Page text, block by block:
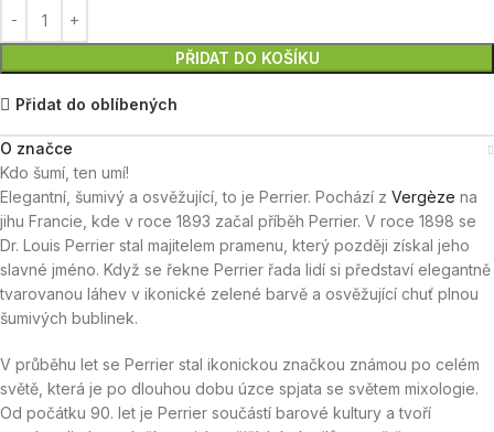
PŘIDAT DO KOŠÍKU
Přidat do oblíbených
O značce
Kdo šumí, ten umí!
Elegantní, šumivý a osvěžující, to je Perrier. Pochází z Vergèze na
jihu Francie, kde v roce 1893 začal příběh Perrier. V roce 1898 se
Dr. Louis Perrier stal majitelem pramenu, který později získal jeho
slavné jméno. Když se řekne Perrier řada lidí si představí elegantně
tvarovanou láhev v ikonické zelené barvě a osvěžující chuť plnou
šumivých bublinek.
V průběhu let se Perrier stal ikonickou značkou známou po celém
světě, která je po dlouhou dobu úzce spjata se světem mixologie.
Od počátku 90. let je Perrier součástí barové kultury a tvoří